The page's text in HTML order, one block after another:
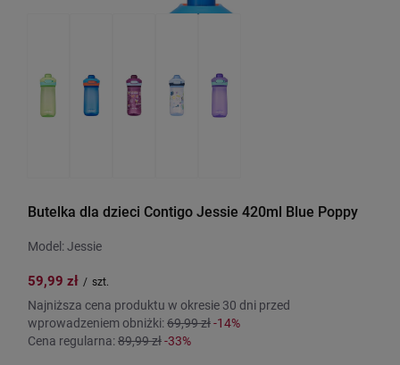
Butelka dla dzieci Contigo Jessie 420ml Blue Poppy
Model: Jessie
59,99 zł / szt.
Najniższa cena produktu w okresie 30 dni przed
wprowadzeniem obniżki:69,99 zł-14%
Cena regularna:89,99 zł-33%